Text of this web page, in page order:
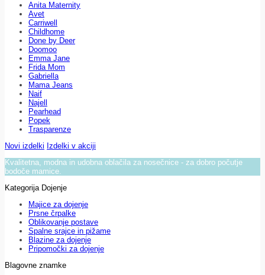
Anita Maternity
Avet
Carriwell
Childhome
Done by Deer
Doomoo
Emma Jane
Frida Mom
Gabriella
Mama Jeans
Naif
Najell
Pearhead
Popek
Trasparenze
Novi izdelki Izdelki v akciji
Kvalitetna, modna in udobna oblačila za nosečnice - za dobro počutje
bodoče mamice.
Kategorija Dojenje
Majice za dojenje
Prsne črpalke
Oblikovanje postave
Spalne srajce in pižame
Blazine za dojenje
Pripomočki za dojenje
Blagovne znamke